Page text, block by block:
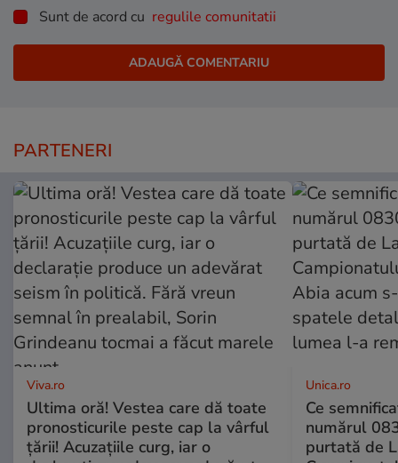
Sunt de acord cu regulile comunitatii
PARTENERI
Viva.ro
Ultima oră! Vestea care dă toate
pronosticurile peste cap la vârful
țării! Acuzațiile curg, iar o
Unica.ro
Ce
numărul
purtată de